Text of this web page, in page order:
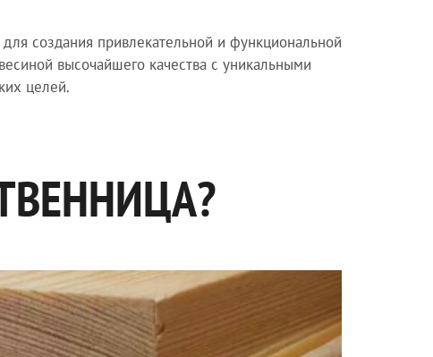
создания привлекательной и функциональной
высочайшего качества с уникальными
целей.